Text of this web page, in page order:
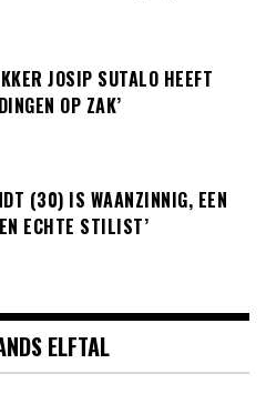
JOSIP SUTALO HEEFT
OP ZAK’
(30) IS WAANZINNIG, EEN
ECHTE STILIST’
ELFTAL